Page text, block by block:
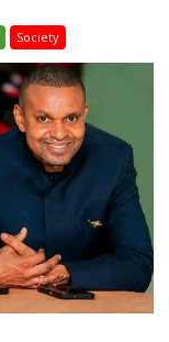
Society